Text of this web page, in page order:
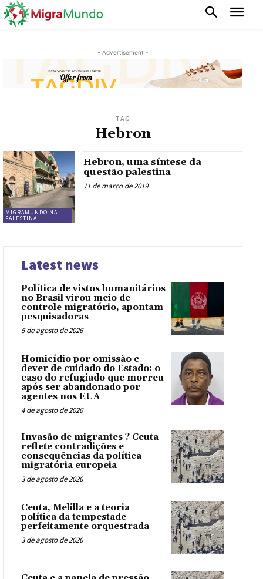
- Advertisement -
TAG
Hebron
MIGRAMUNDO NA
PALESTINA
Hebron, uma síntese da
questão palestina
11 de março de 2019
Latest news
Política de vistos humanitários
no Brasil virou meio de
controle migratório, apontam
pesquisadoras
5 de agosto de 2026
Homicídio por omissão e
dever de cuidado do Estado: o
caso do refugiado que morreu
após ser abandonado por
agentes nos EUA
4 de agosto de 2026
Invasão de migrantes ? Ceuta
reflete contradições e
consequências da política
migratória europeia
3 de agosto de 2026
Ceuta, Melilla e a teoria
política da tempestade
perfeitamente orquestrada
3 de agosto de 2026